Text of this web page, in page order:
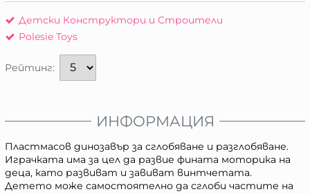
Детски Конструктори и Строители
Polesie Toys
Рейтинг:
ИНФОРМАЦИЯ
Пластмасов динозавър за сглобяване и разглобяване.
Играчката има за цел да развие фината моторика на
деца, като развиват и завиват винтчетата.
Детето може самостоятелно да сглоби частите на